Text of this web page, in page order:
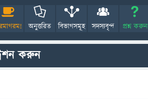
অনুত্তরিত বিভাগসমূহ সদস্যবৃন্দ প্রশ্ন করুন
করুন